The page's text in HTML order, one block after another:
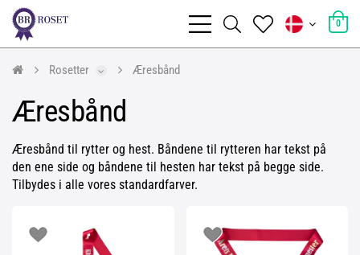
0
Rosetter Æresbånd
Æresbånd
Æresbånd til rytter og hest. Båndene til rytteren har tekst på
den ene side og båndene til hesten har tekst på begge side.
Tilbydes i alle vores standardfarver.